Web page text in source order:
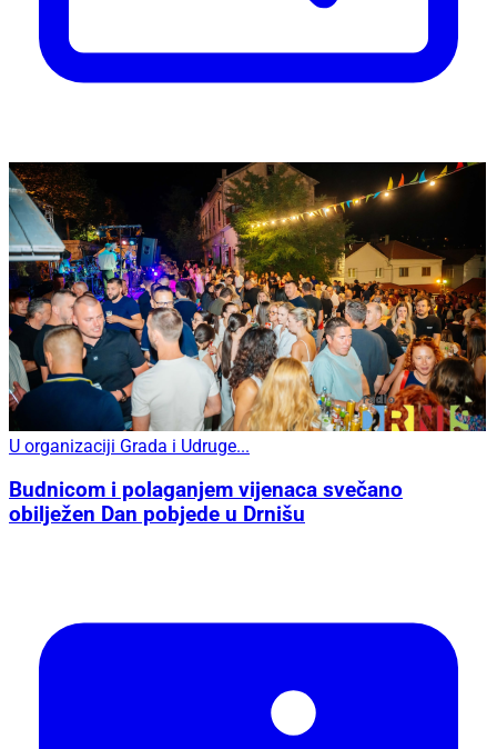
U organizaciji Grada i Udruge...
Budnicom i polaganjem vijenaca svečano
obilježen Dan pobjede u Drnišu